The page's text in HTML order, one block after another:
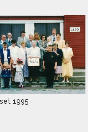
1995